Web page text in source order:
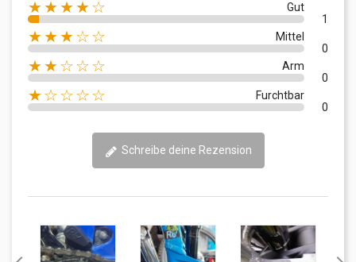
★★★★☆
Gut
1
★★★☆☆
Mittel
0
★★☆☆☆
Arm
0
★☆☆☆☆
Furchtbar
0
Schreibe deine Rezension